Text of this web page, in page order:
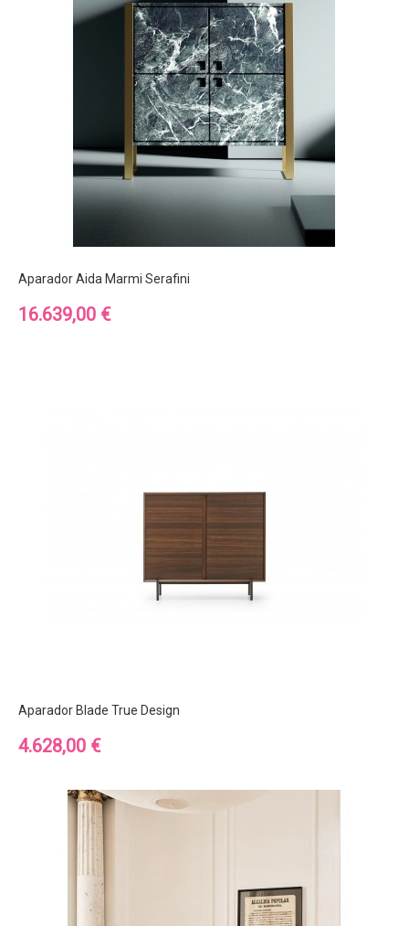
Aparador Aida Marmi Serafini
Precio
16.639,00 €
Aparador Blade True Design
Precio
4.628,00 €